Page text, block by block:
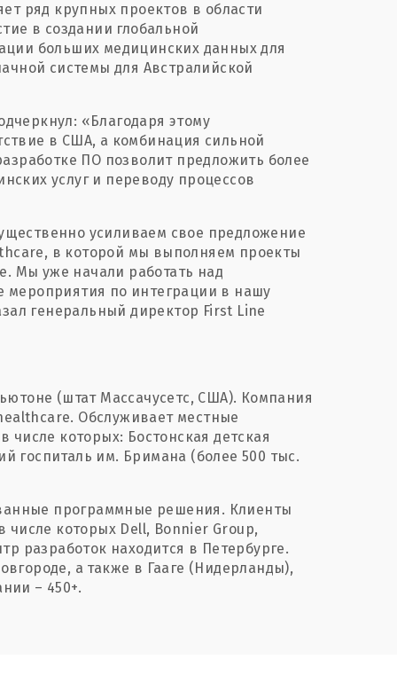
ряд крупных проектов в области
в создании глобальной
больших медицинских данных для
системы для Австралийской
«Благодаря этому
в США, а комбинация сильной
ПО позволит предложить более
услуг и переводу процессов
усиливаем свое предложение
в которой мы выполняем проекты
Мы уже начали работать над
по интеграции в нашу
генеральный директор First Line
(штат Массачусетс, США). Компания
Обслуживает местные
которых: Бостонская детская
госпиталь им. Бримана (более 500 тыс.
программные решения. Клиенты
которых Dell, Bonnier Group,
разработок находится в Петербурге.
а также в Гааге (Нидерланды),
– 450+.